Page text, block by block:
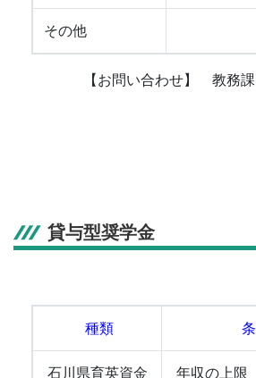
その他
【お問い合わせ】 教務
貸与型奨学金
種類
石川県育英資金 年収の上限